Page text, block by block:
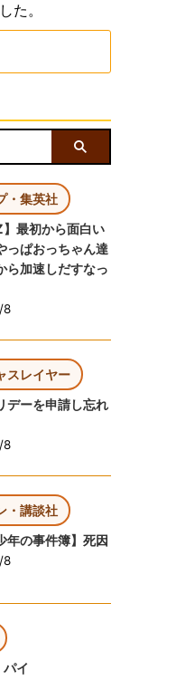
た。
・集英社
】最初から面白い
っぱおっちゃん達
ら加速しだすなっ
8
スレイヤー
デーを申請し忘れ
8
・講談社
年の事件簿】死因
8
パイ